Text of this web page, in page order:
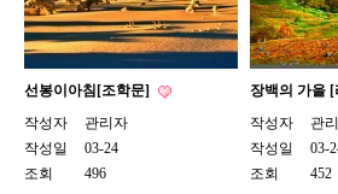
선봉이아침[조학문]
작성자
관리자
작성일
03-24
조회
496
장백의 가을 [
작성자
관
작성일
03-
조회
452